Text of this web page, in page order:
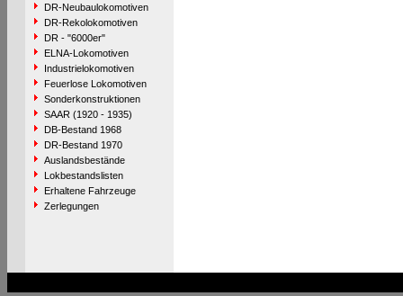
DR-Neubaulokomotiven
DR-Rekolokomotiven
DR - "6000er"
ELNA-Lokomotiven
Industrielokomotiven
Feuerlose Lokomotiven
Sonderkonstruktionen
SAAR (1920 - 1935)
DB-Bestand 1968
DR-Bestand 1970
Auslandsbestände
Lokbestandslisten
Erhaltene Fahrzeuge
Zerlegungen